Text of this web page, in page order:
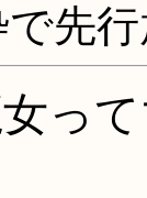
先
っ